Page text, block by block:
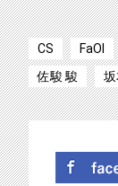
CS FaOI
佐駿 駿